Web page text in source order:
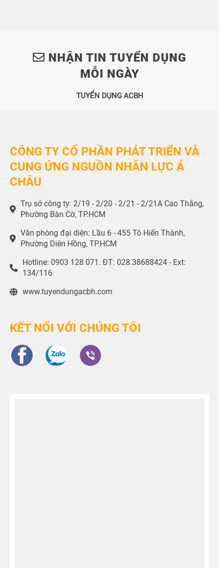
NHẬN TIN TUYỂN DỤNG
MỖI NGÀY
TUYỂN DỤNG ACBH
CÔNG TY CỔ PHẦN PHÁT TRIỂN VÀ
CUNG ỨNG NGUỒN NHÂN LỰC Á
CHÂU
Trụ sở công ty: 2/19 - 2/20 - 2/21 - 2/21A Cao Thắng,
Phường Bàn Cờ, TP.HCM
Văn phòng đại diện: Lầu 6 - 455 Tô Hiến Thành,
Phường Diên Hồng, TP.HCM
Hotline: 0903 128 071. ĐT: 028.38688424 - Ext:
134/116
www.tuyendungacbh.com
KẾT NỐI VỚI CHÚNG TÔI